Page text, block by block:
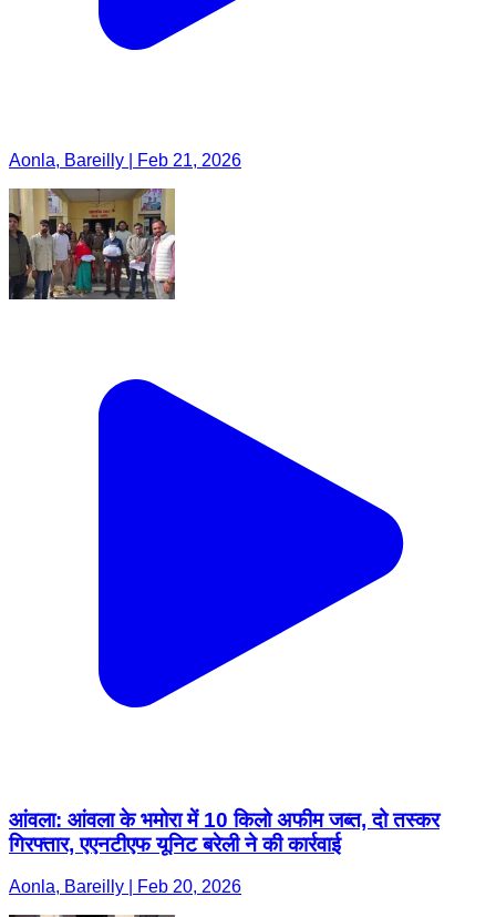
Aonla, Bareilly | Feb 21, 2026
आंवला: आंवला के भमोरा में 10 किलो अफीम जब्त, दो तस्कर
गिरफ्तार, एएनटीएफ यूनिट बरेली ने की कार्रवाई
Aonla, Bareilly | Feb 20, 2026